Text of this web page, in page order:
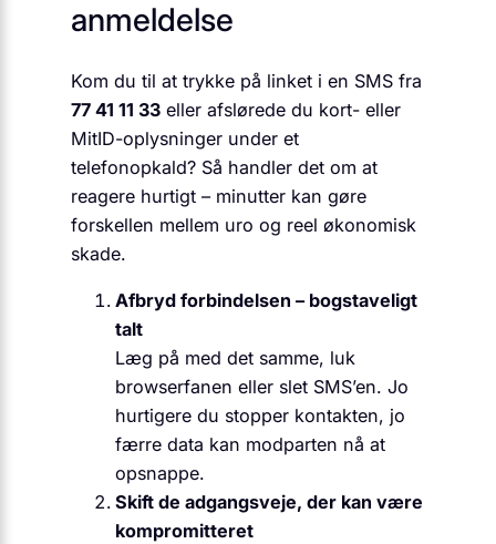
anmeldelse
Kom du til at trykke på linket i en SMS fra
77 41 11 33 eller afslørede du kort- eller
MitID-oplysninger under et
telefonopkald? Så handler det om at
reagere hurtigt – minutter kan gøre
forskellen mellem uro og reel økonomisk
skade.
Afbryd forbindelsen – bogstaveligt
talt
Læg på med det samme, luk
browserfanen eller slet SMS’en. Jo
hurtigere du stopper kontakten, jo
færre data kan modparten nå at
opsnappe.
Skift de adgangsveje, der kan være
kompromitteret